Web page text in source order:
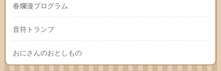
春爛漫プログラム
音符トランプ
おにさんのおとしもの